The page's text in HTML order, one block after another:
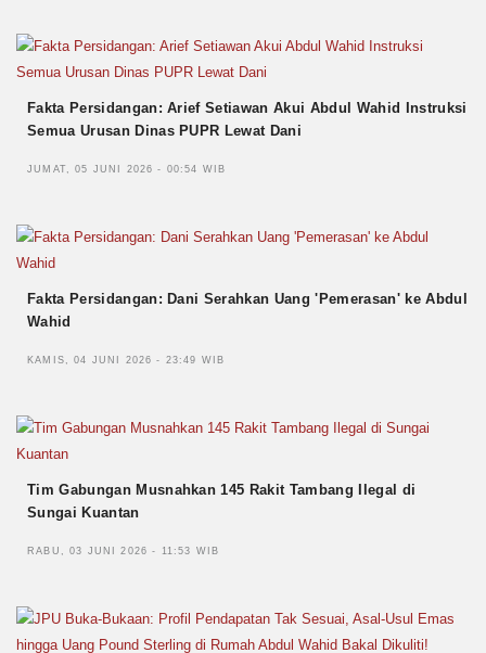
Fakta Persidangan: Arief Setiawan Akui Abdul Wahid Instruksi
Semua Urusan Dinas PUPR Lewat Dani
JUMAT, 05 JUNI 2026 - 00:54 WIB
Fakta Persidangan: Dani Serahkan Uang 'Pemerasan' ke Abdul
Wahid
KAMIS, 04 JUNI 2026 - 23:49 WIB
Tim Gabungan Musnahkan 145 Rakit Tambang Ilegal di
Sungai Kuantan
RABU, 03 JUNI 2026 - 11:53 WIB